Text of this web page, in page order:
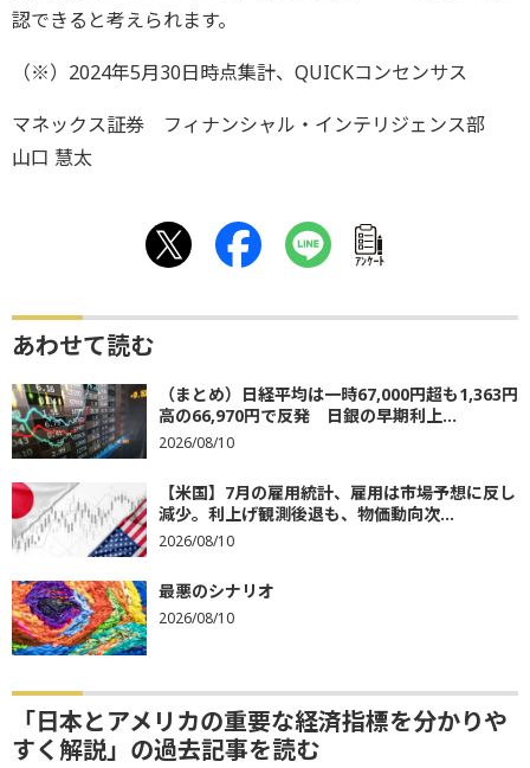
認できると考えられます。
（※）2024年5月30日時点集計、QUICKコンセンサス
マネックス証券 フィナンシャル・インテリジェンス部
山口 慧太
ｱﾝｹｰﾄ
あわせて読む
（まとめ）日経平均は一時67,000円超も1,363円
高の66,970円で反発 日銀の早期利上...
2026/08/10
【米国】7月の雇用統計、雇用は市場予想に反し
減少。利上げ観測後退も、物価動向次...
2026/08/10
最悪のシナリオ
2026/08/10
「日本とアメリカの重要な経済指標を分かりや
すく解説」の過去記事を読む